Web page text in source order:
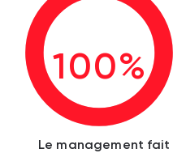
100%
Le management fait